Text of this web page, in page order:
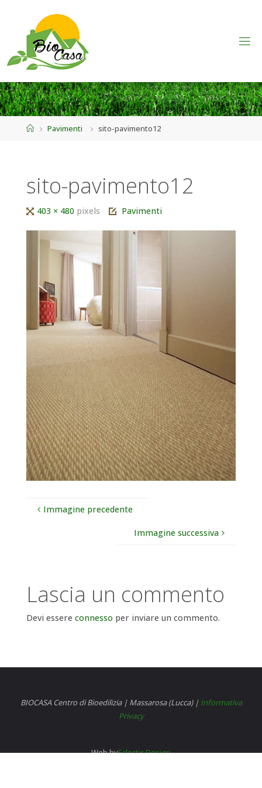
HomePavimenti sito-pavimento12
sito-pavimento12
Tutta403 × 480 pixels Pavimenti
Immagine precedente
Immagine successiva
Lascia un commento
Devi essere connesso per inviare un commento.
BIOCASA Centro di Bioedilizia | Massarosa (Lucca) | Informativa
Privacy
Web byEclectic Design